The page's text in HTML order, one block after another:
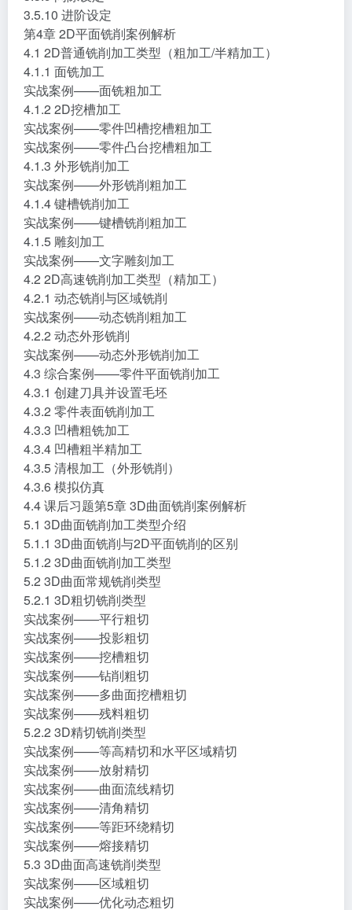
3.5.9 间隙设定
3.5.10 进阶设定
第4章 2D平面铣削案例解析
4.1 2D普通铣削加工类型（粗加工/半精加工）
4.1.1 面铣加工
实战案例——面铣粗加工
4.1.2 2D挖槽加工
实战案例——零件凹槽挖槽粗加工
实战案例——零件凸台挖槽粗加工
4.1.3 外形铣削加工
实战案例——外形铣削粗加工
4.1.4 键槽铣削加工
实战案例——键槽铣削粗加工
4.1.5 雕刻加工
实战案例——文字雕刻加工
4.2 2D高速铣削加工类型（精加工）
4.2.1 动态铣削与区域铣削
实战案例——动态铣削粗加工
4.2.2 动态外形铣削
实战案例——动态外形铣削加工
4.3 综合案例——零件平面铣削加工
4.3.1 创建刀具并设置毛坯
4.3.2 零件表面铣削加工
4.3.3 凹槽粗铣加工
4.3.4 凹槽粗半精加工
4.3.5 清根加工（外形铣削）
4.3.6 模拟仿真
4.4 课后习题第5章 3D曲面铣削案例解析
5.1 3D曲面铣削加工类型介绍
5.1.1 3D曲面铣削与2D平面铣削的区别
5.1.2 3D曲面铣削加工类型
5.2 3D曲面常规铣削类型
5.2.1 3D粗切铣削类型
实战案例——平行粗切
实战案例——投影粗切
实战案例——挖槽粗切
实战案例——钻削粗切
实战案例——多曲面挖槽粗切
实战案例——残料粗切
5.2.2 3D精切铣削类型
实战案例——等高精切和水平区域精切
实战案例——放射精切
实战案例——曲面流线精切
实战案例——清角精切
实战案例——等距环绕精切
实战案例——熔接精切
5.3 3D曲面高速铣削类型
实战案例——区域粗切